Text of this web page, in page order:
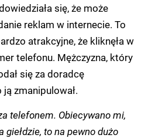
się, że może
reklam w internecie. To
atrakcyjne, że kliknęła w
telefonu. Mężczyzna, który
się za doradcę
zmanipulował.
telefonem. Obiecywano mi,
to na pewno dużo